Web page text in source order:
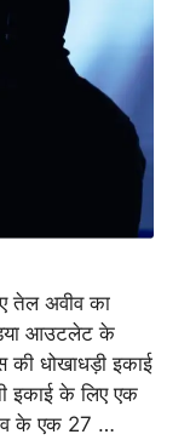
तेल अवीव का
आउटलेट के
धोखाधड़ी इकाई
इकाई के लिए एक
के एक 27 …